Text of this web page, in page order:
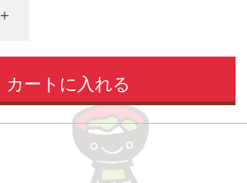
+
カートに入れる